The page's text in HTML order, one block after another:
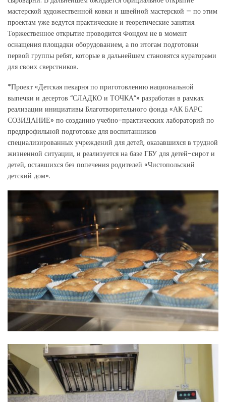
мастерской художественной ковки и швейной мастерской – по этим
проектам уже ведутся практические и теоретические занятия.
Торжественное открытие проводится Фондом не в момент
оснащения площадки оборудованием, а по итогам подготовки
первой группы ребят, которые в дальнейшем становятся кураторами
для своих сверстников.
*Проект «Детская пекарня по приготовлению национальной
выпечки и десертов “СЛАДКО и ТОЧКА”» разработан в рамках
реализации инициативы Благотворительного фонда «АК БАРС
СОЗИДАНИЕ» по созданию учебно-практических лабораторий по
предпрофильной подготовке для воспитанников
специализированных учреждений для детей, оказавшихся в трудной
жизненной ситуации, и реализуется на базе ГБУ для детей-сирот и
детей, оставшихся без попечения родителей «Чистопольский
детский дом».